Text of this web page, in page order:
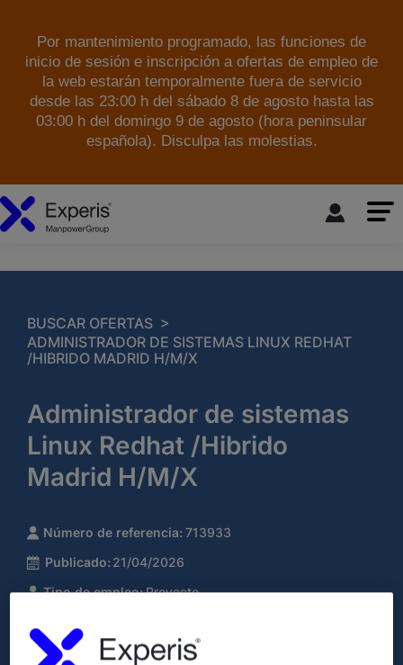
Por mantenimiento programado, las funciones de
inicio de sesión e inscripción a ofertas de empleo de
la web estarán temporalmente fuera de servicio
desde las 23:00 h del sábado 8 de agosto hasta las
03:00 h del domingo 9 de agosto (hora peninsular
española). Disculpa las molestias.
BUSCAR OFERTAS >
ADMINISTRADOR DE SISTEMAS LINUX REDHAT
/HIBRIDO MADRID H/M/X
Administrador de sistemas
Linux Redhat /Hibrido
Madrid H/M/X
Número de referencia: 713933
Publicado: 21/04/2026
Tipo de empleo:Proyecto